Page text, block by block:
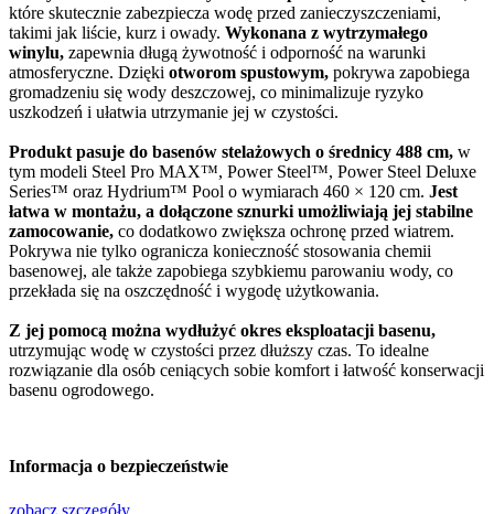
które skutecznie zabezpiecza wodę przed zanieczyszczeniami,
takimi jak liście, kurz i owady. Wykonana z wytrzymałego
winylu, zapewnia długą żywotność i odporność na warunki
atmosferyczne. Dzięki otworom spustowym, pokrywa zapobiega
gromadzeniu się wody deszczowej, co minimalizuje ryzyko
uszkodzeń i ułatwia utrzymanie jej w czystości.
Produkt pasuje do basenów stelażowych o średnicy 488 cm, w
tym modeli Steel Pro MAX™, Power Steel™, Power Steel Deluxe
Series™ oraz Hydrium™ Pool o wymiarach 460 × 120 cm. Jest
łatwa w montażu, a dołączone sznurki umożliwiają jej stabilne
zamocowanie, co dodatkowo zwiększa ochronę przed wiatrem.
Pokrywa nie tylko ogranicza konieczność stosowania chemii
basenowej, ale także zapobiega szybkiemu parowaniu wody, co
przekłada się na oszczędność i wygodę użytkowania.
Z jej pomocą można wydłużyć okres eksploatacji basenu,
utrzymując wodę w czystości przez dłuższy czas. To idealne
rozwiązanie dla osób ceniących sobie komfort i łatwość konserwacji
basenu ogrodowego.
Informacja o bezpieczeństwie
zobacz szczegóły